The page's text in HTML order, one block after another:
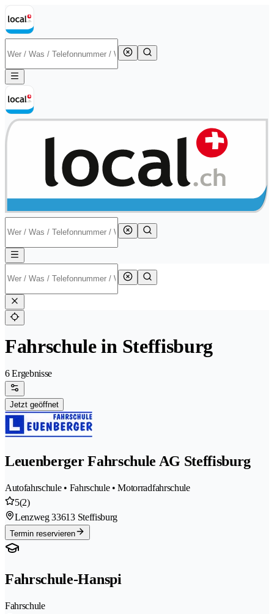
Fahrschule in Steffisburg
6 Ergebnisse
Jetzt geöffnet
Leuenberger Fahrschule AG Steffisburg
Autofahrschule • Fahrschule • Motorradfahrschule
5(2)
Lenzweg 33613 Steffisburg
Termin reservieren
Fahrschule-Hanspi
Fahrschule